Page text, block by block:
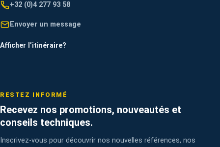
+32 (0)4 277 93 58
Envoyer un message
Afficher l’itinéraire?
RESTEZ INFORMÉ
Recevez nos promotions, nouveautés et
conseils techniques.
Inscrivez-vous pour découvrir nos nouvelles références, nos